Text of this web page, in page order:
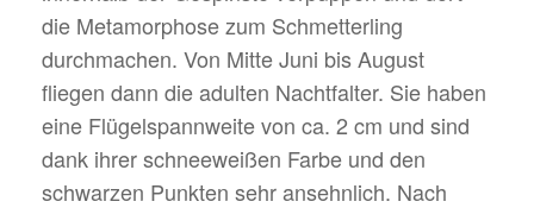
die Metamorphose zum Schmetterling
durchmachen. Von Mitte Juni bis August
fliegen dann die adulten Nachtfalter. Sie haben
eine Flügelspannweite von ca. 2 cm und sind
dank ihrer schneeweißen Farbe und den
schwarzen Punkten sehr ansehnlich. Nach